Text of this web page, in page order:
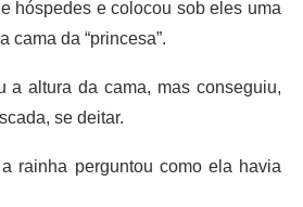
hóspedes e colocou sob eles uma
cama da “princesa”.
altura da cama, mas conseguiu,
se deitar.
perguntou como ela havia